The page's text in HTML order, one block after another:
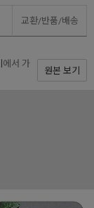
교환/반품/배송
에서 가
원본 보기